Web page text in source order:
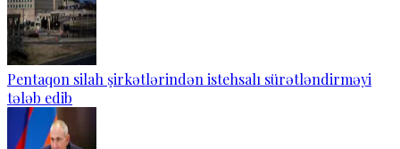
Pentaqon silah şirkətlərindən istehsalı sürətləndirməyi
tələb edib